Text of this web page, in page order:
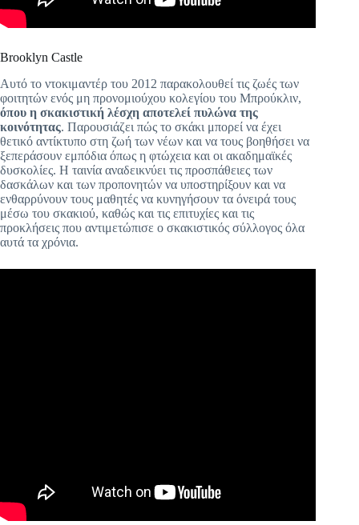
Brooklyn Castle
Αυτό το ντοκιμαντέρ του 2012 παρακολουθεί τις ζωές των
φοιτητών ενός μη προνομιούχου κολεγίου του Μπρούκλιν,
όπου η σκακιστική λέσχη αποτελεί πυλώνα της
κοινότητας. Παρουσιάζει πώς το σκάκι μπορεί να έχει
θετικό αντίκτυπο στη ζωή των νέων και να τους βοηθήσει να
ξεπεράσουν εμπόδια όπως η φτώχεια και οι ακαδημαϊκές
δυσκολίες. Η ταινία αναδεικνύει τις προσπάθειες των
δασκάλων και των προπονητών να υποστηρίξουν και να
ενθαρρύνουν τους μαθητές να κυνηγήσουν τα όνειρά τους
μέσω του σκακιού, καθώς και τις επιτυχίες και τις
προκλήσεις που αντιμετώπισε ο σκακιστικός σύλλογος όλα
αυτά τα χρόνια.